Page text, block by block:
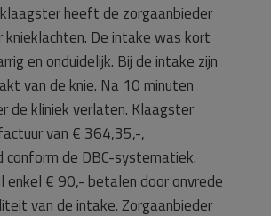
heeft de zorgaanbieder
knieklachten. De intake was kort
en onduidelijk. Bij de intake zijn
van de knie. Na 10 minuten
de kliniek verlaten. Klaagster
van € 364,35,-,
conform de DBC-systematiek.
enkel € 90,- betalen door onvrede
van de intake. Zorgaanbieder